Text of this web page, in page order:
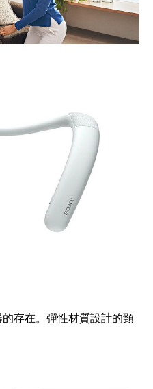
存在。彈性材質設計的頸